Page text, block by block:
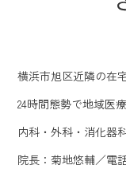
横浜市旭区近隣の在
24時間態勢で地域医
内科・外科・消化器
院長：菊地悠輔／電